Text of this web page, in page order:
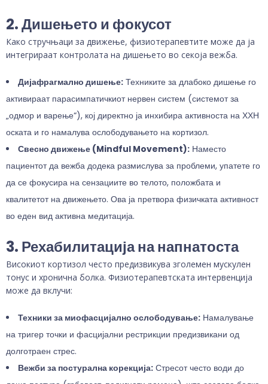
2. Дишењето и фокусот
Како стручњаци за движење, физиотерапевтите може да ја
интегрираат контролата на дишењето во секоја вежба.
Дијафрагмално дишење: Техниките за длабоко дишење го
активираат парасимпатичкиот нервен систем (системот за
„одмор и варење“), кој директно ја инхибира активноста на ХХН
оската и го намалува ослободувањето на кортизол.
Свесно движење (Mindful Movement): Наместо
пациентот да вежба додека размислува за проблеми, упатете го
да се фокусира на сензациите во телото, положбата и
квалитетот на движењето. Ова ја претвора физичката активност
во еден вид активна медитација.
3. Рехабилитација на напнатоста
Високиот кортизол често предизвикува зголемен мускулен
тонус и хронична болка. Физиотерапевтската интервенција
може да вклучи:
Техники за миофасцијално ослободување: Намалување
на тригер точки и фасцијални рестрикции предизвикани од
долготраен стрес.
Вежби за постурална корекција: Стресот често води до